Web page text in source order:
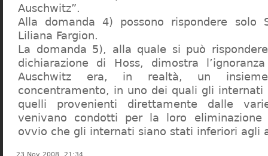
Auschwitz”.
Alla domanda 4) possono rispondere solo
Liliana Fargion.
La domanda 5), alla quale si può
dichiarazione di Hoss, dimostra
Auschwitz era, in realtà, un
concentramento, in uno dei quali gli
quelli provenienti direttamente dalle
venivano condotti per la loro eliminazione
ovvio che gli internati siano stati inferiori agli